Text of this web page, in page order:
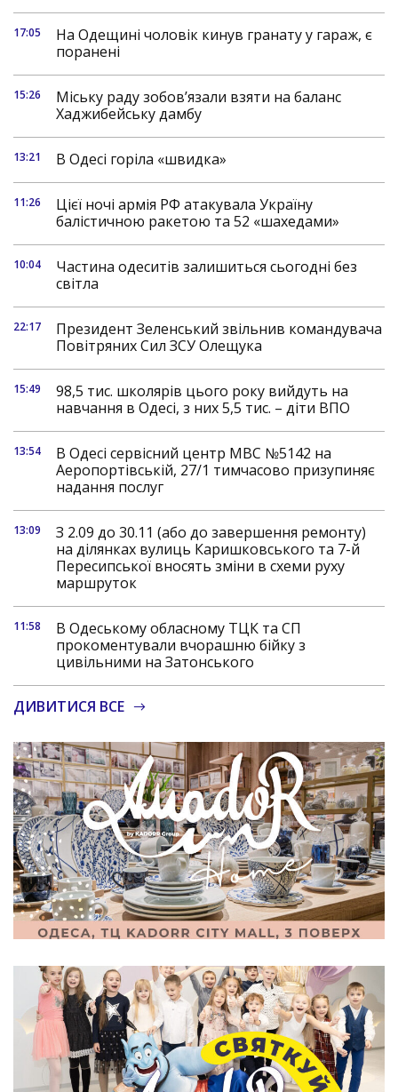
17:05
На Одещині чоловік кинув гранату у гараж, є
поранені
15:26
Міську раду зобов’язали взяти на баланс
Хаджибейську дамбу
13:21 В Одесі горіла «швидка»
11:26
Цієї ночі армія РФ атакувала Україну
балістичною ракетою та 52 «шахедами»
10:04
Частина одеситів залишиться сьогодні без
світла
22:17
Президент Зеленський звільнив командувача
Повітряних Сил ЗСУ Олещука
15:49
98,5 тис. школярів цього року вийдуть на
навчання в Одесі, з них 5,5 тис. – діти ВПО
13:54
В Одесі сервісний центр МВС №5142 на
Аеропортівській, 27/1 тимчасово призупиняє
надання послуг
13:09
З 2.09 до 30.11 (або до завершення ремонту)
на ділянках вулиць Каришковського та 7-й
Пересипської вносять зміни в схеми руху
маршруток
11:58
В Одеському обласному ТЦК та СП
прокоментували вчорашню бійку з
цивільними на Затонського
ДИВИТИСЯ ВСЕ